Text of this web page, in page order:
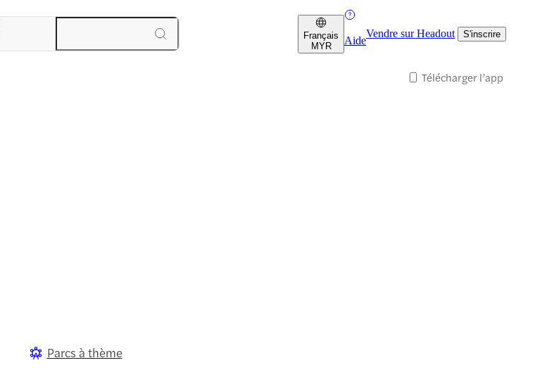
Français
MYR
Aide
Vendre sur Headout S'inscrire
Télécharger l’app
Parcs à thème